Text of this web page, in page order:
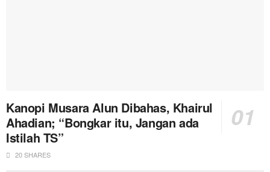
Kanopi Musara Alun Dibahas, Khairul
Ahadian; “Bongkar itu, Jangan ada
Istilah TS”
20 SHARES